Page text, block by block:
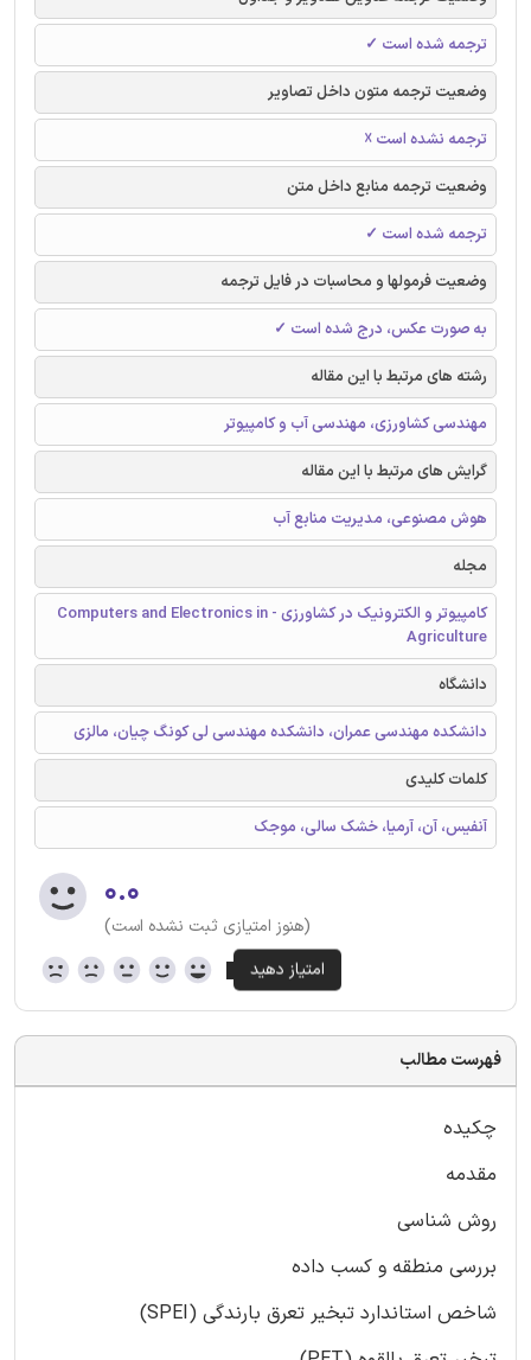
ترجمه شده است ✓
وضعیت ترجمه متون داخل تصاویر
ترجمه نشده است ☓
وضعیت ترجمه منابع داخل متن
ترجمه شده است ✓
وضعیت فرمولها و محاسبات در فایل ترجمه
به صورت عکس، درج شده است ✓
رشته های مرتبط با این مقاله
مهندسی کشاورزی، مهندسی آب و کامپیوتر
گرایش های مرتبط با این مقاله
هوش مصنوعی، مدیریت منابع آب
مجله
کامپیوتر و الکترونیک در کشاورزی - Computers and Electronics in
Agriculture
دانشگاه
دانشکده مهندسی عمران، دانشکده مهندسی لی کونگ چیان، مالزی
کلمات کلیدی
آنفیس، آن، آرمیا، خشک سالی، موجک
۰.۰
(هنوز امتیازی ثبت نشده است)
فهرست مطالب
چکیده
مقدمه
روش شناسی
بررسی منطقه و کسب داده
شاخص استاندارد تبخیر تعرق بارندگی (SPEI)